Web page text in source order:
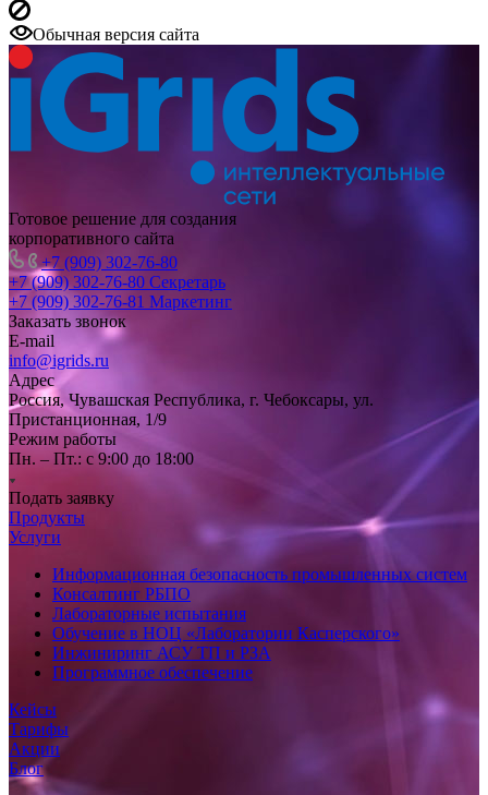
Обычная версия сайта
Готовое решение для создания
корпоративного сайта
+7 (909) 302-76-80
+7 (909) 302-76-80 Секретарь
+7 (909) 302-76-81 Маркетинг
Заказать звонок
E-mail
info@igrids.ru
Адрес
Россия, Чувашская Республика, г. Чебоксары, ул.
Пристанционная, 1/9
Режим работы
Пн. – Пт.: с 9:00 до 18:00
Подать заявку
Продукты
Услуги
Информационная безопасность промышленных систем
Консалтинг РБПО
Лабораторные испытания
Обучение в НОЦ «Лаборатории Касперского»
Инжиниринг АСУ ТП и РЗА
Программное обеспечение
Кейсы
Тарифы
Акции
Блог